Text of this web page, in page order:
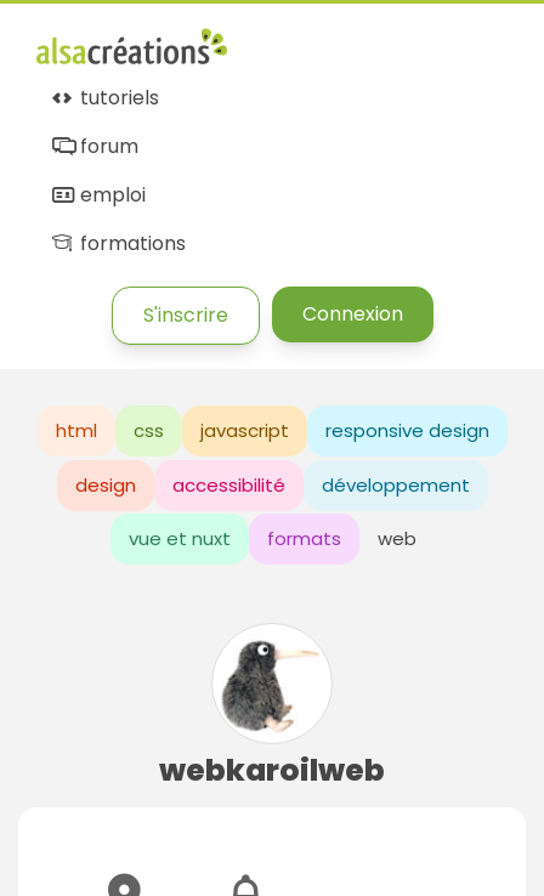
tutoriels
forum
emploi
formations
S'inscrire Connexion
html css javascript responsive design
design accessibilité développement
vue et nuxt formats web
webkaroilweb